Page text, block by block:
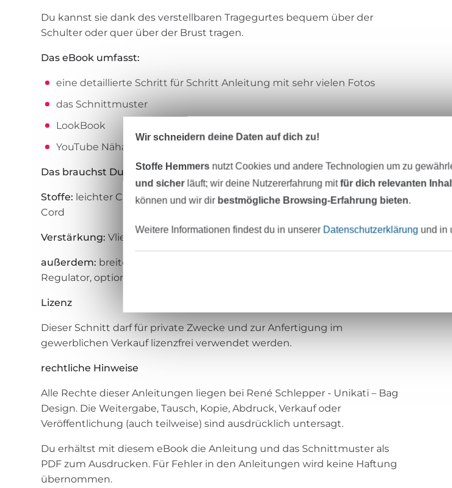
Du kannst sie dank des verstellbaren Tragegurtes bequem über der
Schulter oder quer über der Brust tragen.
Das eBook umfasst:
eine detaillierte Schritt für Schritt Anleitung mit sehr vielen Fotos
das Schnittmuster
LookBook
YouTube Nähanleitung
Das brauchst Du an Material:
Stoffe: leichter Canvas, beschichtete Stoffe, Baumwollstoffe, Dekostoff,
Cord
Verstärkung: Vlies H250, Vlies H630, Decovil light
außerdem: breiten Endlosreißverschluss + Zipper, D-Ringe + Karabiner +
Regulator, optional 1 Druckknopf
Lizenz
Dieser Schnitt darf für private Zwecke und zur Anfertigung im
gewerblichen Verkauf lizenzfrei verwendet werden.
rechtliche Hinweise
Alle Rechte dieser Anleitungen liegen bei René Schlepper - Unikati – Bag
Design. Die Weitergabe, Tausch, Kopie, Abdruck, Verkauf oder
Veröffentlichung (auch teilweise) sind ausdrücklich untersagt.
Du erhältst mit diesem eBook die Anleitung und das Schnittmuster als
PDF zum Ausdrucken. Für Fehler in den Anleitungen wird keine Haftung
übernommen.
Wir schneidern deine Daten auf dich zu!
Stoffe Hemmers nutzt Cookies und andere Technologien um zu
und sicherläuft; wir deine Nutzererfahrung mitfür dich relevanten
können und wir dir bestmögliche Browsing-Erfahrung bieten.
Weitere Informationen findest du in unserer Datenschutzerklärung und in